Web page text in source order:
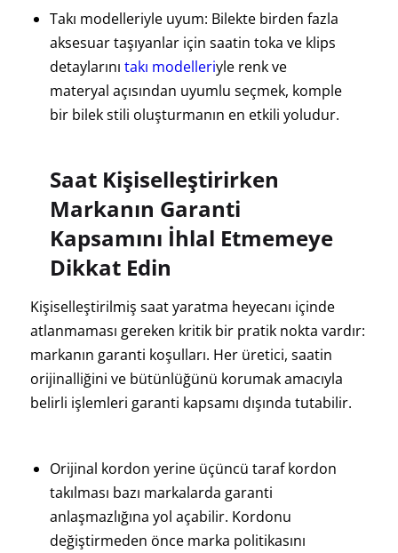
Takı modelleriyle uyum: Bilekte birden fazla
aksesuar taşıyanlar için saatin toka ve klips
detaylarını takı modelleriyle renk ve
materyal açısından uyumlu seçmek, komple
bir bilek stili oluşturmanın en etkili yoludur.
Saat Kişiselleştirirken
Markanın Garanti
Kapsamını İhlal Etmemeye
Dikkat Edin
Kişiselleştirilmiş saat yaratma heyecanı içinde
atlanmaması gereken kritik bir pratik nokta vardır:
markanın garanti koşulları. Her üretici, saatin
orijinalliğini ve bütünlüğünü korumak amacıyla
belirli işlemleri garanti kapsamı dışında tutabilir.
Orijinal kordon yerine üçüncü taraf kordon
takılması bazı markalarda garanti
anlaşmazlığına yol açabilir. Kordonu
değiştirmeden önce marka politikasını